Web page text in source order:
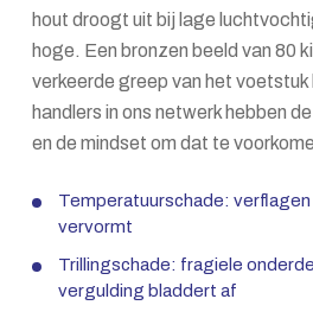
hout droogt uit bij lage
hoge. Een bronzen beeld van 80
verkeerde greep van het voetstuk
handlers in ons netwerk hebben
en de mindset om dat te
Temperatuurschade:
vervormt
Trillingschade: fragiele
vergulding bladdert af